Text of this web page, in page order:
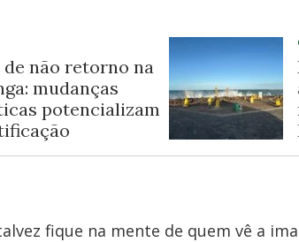
de não retorno na
mudanças
potencializam
fique na mente de quem vê a